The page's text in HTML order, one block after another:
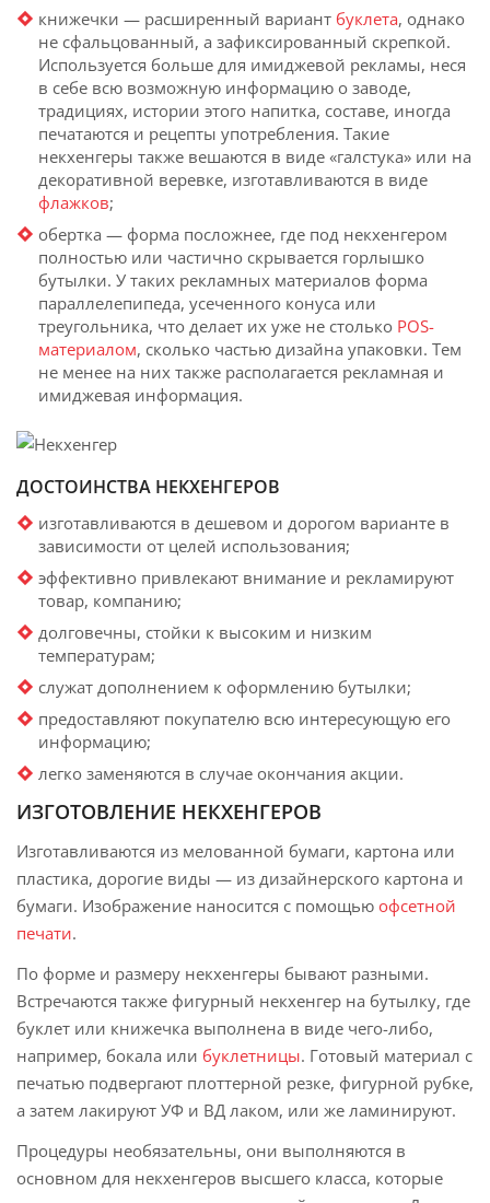
книжечки — расширенный вариант буклета, однако
не сфальцованный, а зафиксированный скрепкой.
Используется больше для имиджевой рекламы, неся
в себе всю возможную информацию о заводе,
традициях, истории этого напитка, составе, иногда
печатаются и рецепты употребления. Такие
некхенгеры также вешаются в виде «галстука» или на
декоративной веревке, изготавливаются в виде
флажков;
обертка — форма посложнее, где под некхенгером
полностью или частично скрывается горлышко
бутылки. У таких рекламных материалов форма
параллелепипеда, усеченного конуса или
треугольника, что делает их уже не столько POS-
материалом, сколько частью дизайна упаковки. Тем
не менее на них также располагается рекламная и
имиджевая информация.
ДОСТОИНСТВА НЕКХЕНГЕРОВ
изготавливаются в дешевом и дорогом варианте в
зависимости от целей использования;
эффективно привлекают внимание и рекламируют
товар, компанию;
долговечны, стойки к высоким и низким
температурам;
служат дополнением к оформлению бутылки;
предоставляют покупателю всю интересующую его
информацию;
легко заменяются в случае окончания акции.
ИЗГОТОВЛЕНИЕ НЕКХЕНГЕРОВ
Изготавливаются из мелованной бумаги, картона или
пластика, дорогие виды — из дизайнерского картона и
бумаги. Изображение наносится с помощью офсетной
печати.
По форме и размеру некхенгеры бывают разными.
Встречаются также фигурный некхенгер на бутылку, где
буклет или книжечка выполнена в виде чего-либо,
например, бокала или буклетницы. Готовый материал с
печатью подвергают плоттерной резке, фигурной рубке,
а затем лакируют УФ и ВД лаком, или же ламинируют.
Процедуры необязательны, они выполняются в
основном для некхенгеров высшего класса, которые